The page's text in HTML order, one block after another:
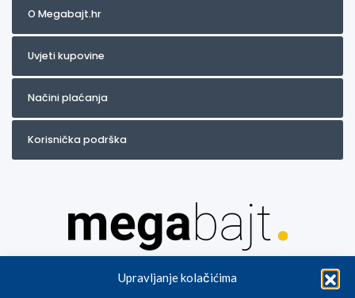
Upravljanje kolačićima
O Megabajt.hr
Uvjeti kupovine
Načini plaćanja
Korisnička podrška
Za artikle kojih trenutno nema u ponudi obratite nam se na
info@megabajt.hr. Sve cijene su informativnog karaktera i podložne su